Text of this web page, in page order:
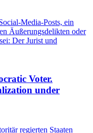
Media-Posts, ein
Äußerungsdelikten oder
Der Jurist und
Voter.
under
regierten Staaten